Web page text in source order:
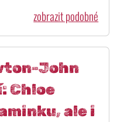
zobrazit podobné
John
Chloe
ale i